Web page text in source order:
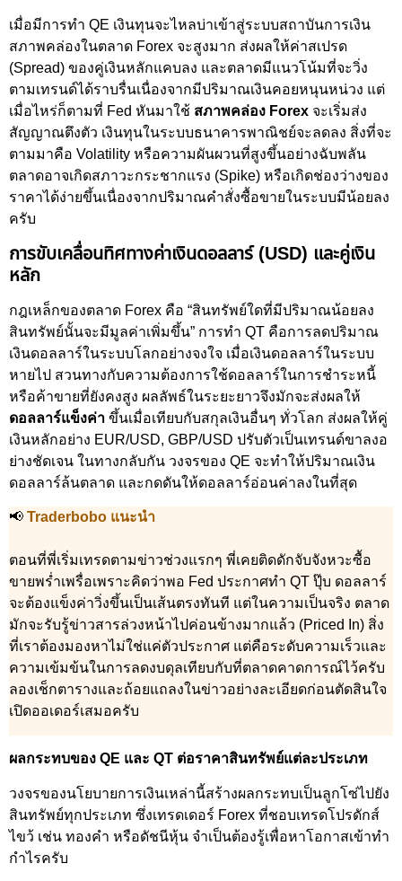
เมื่อมีการทำ QE เงินทุนจะไหลบ่าเข้าสู่ระบบสถาบันการเงิน
สภาพคล่องในตลาด Forex จะสูงมาก ส่งผลให้ค่าสเปรด
(Spread) ของคู่เงินหลักแคบลง และตลาดมีแนวโน้มที่จะวิ่ง
ตามเทรนด์ได้ราบรื่นเนื่องจากมีปริมาณเงินคอยหนุนหน่วง แต่
เมื่อไหร่ก็ตามที่ Fed หันมาใช้ สภาพคล่อง Forex จะเริ่มส่ง
สัญญาณตึงตัว เงินทุนในระบบธนาคารพาณิชย์จะลดลง สิ่งที่จะ
ตามมาคือ Volatility หรือความผันผวนที่สูงขึ้นอย่างฉับพลัน
ตลาดอาจเกิดสภาวะกระชากแรง (Spike) หรือเกิดช่องว่างของ
ราคาได้ง่ายขึ้นเนื่องจากปริมาณคำสั่งซื้อขายในระบบมีน้อยลง
ครับ
การขับเคลื่อนทิศทางค่าเงินดอลลาร์ (USD) และคู่เงิน
หลัก
กฎเหล็กของตลาด Forex คือ “สินทรัพย์ใดที่มีปริมาณน้อยลง
สินทรัพย์นั้นจะมีมูลค่าเพิ่มขึ้น” การทำ QT คือการลดปริมาณ
เงินดอลลาร์ในระบบโลกอย่างจงใจ เมื่อเงินดอลลาร์ในระบบ
หายไป สวนทางกับความต้องการใช้ดอลลาร์ในการชำระหนี้
หรือค้าขายที่ยังคงสูง ผลลัพธ์ในระยะยาวจึงมักจะส่งผลให้
ดอลลาร์แข็งค่า ขึ้นเมื่อเทียบกับสกุลเงินอื่นๆ ทั่วโลก ส่งผลให้คู่
เงินหลักอย่าง EUR/USD, GBP/USD ปรับตัวเป็นเทรนด์ขาลงอ
ย่างชัดเจน ในทางกลับกัน วงจรของ QE จะทำให้ปริมาณเงิน
ดอลลาร์ล้นตลาด และกดดันให้ดอลลาร์อ่อนค่าลงในที่สุด
📢 Traderbobo แนะนำ
ตอนที่พี่เริ่มเทรดตามข่าวช่วงแรกๆ พี่เคยติดดักจับจังหวะซื้อ
ขายพร่ำเพรื่อเพราะคิดว่าพอ Fed ประกาศทำ QT ปุ๊บ ดอลลาร์
จะต้องแข็งค่าวิ่งขึ้นเป็นเส้นตรงทันที แต่ในความเป็นจริง ตลาด
มักจะรับรู้ข่าวสารล่วงหน้าไปค่อนข้างมากแล้ว (Priced In) สิ่ง
ที่เราต้องมองหาไม่ใช่แค่ตัวประกาศ แต่คือระดับความเร็วและ
ความเข้มข้นในการลดงบดุลเทียบกับที่ตลาดคาดการณ์ไว้ครับ
ลองเช็กตารางและถ้อยแถลงในข่าวอย่างละเอียดก่อนตัดสินใจ
เปิดออเดอร์เสมอครับ
ผลกระทบของ QE และ QT ต่อราคาสินทรัพย์แต่ละประเภท
วงจรของนโยบายการเงินเหล่านี้สร้างผลกระทบเป็นลูกโซ่ไปยัง
สินทรัพย์ทุกประเภท ซึ่งเทรดเดอร์ Forex ที่ชอบเทรดโปรดักส์
ไขว้ เช่น ทองคำ หรือดัชนีหุ้น จำเป็นต้องรู้เพื่อหาโอกาสเข้าทำ
กำไรครับ